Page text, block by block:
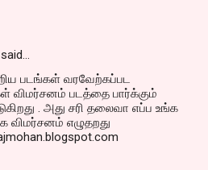
said…
படங்கள் வரவேற்கப்பட
விமர்சனம் படத்தை பார்க்கும்
. அது சரி தலைவா எப்ப உங்க
விமர்சனம் எழுதறது